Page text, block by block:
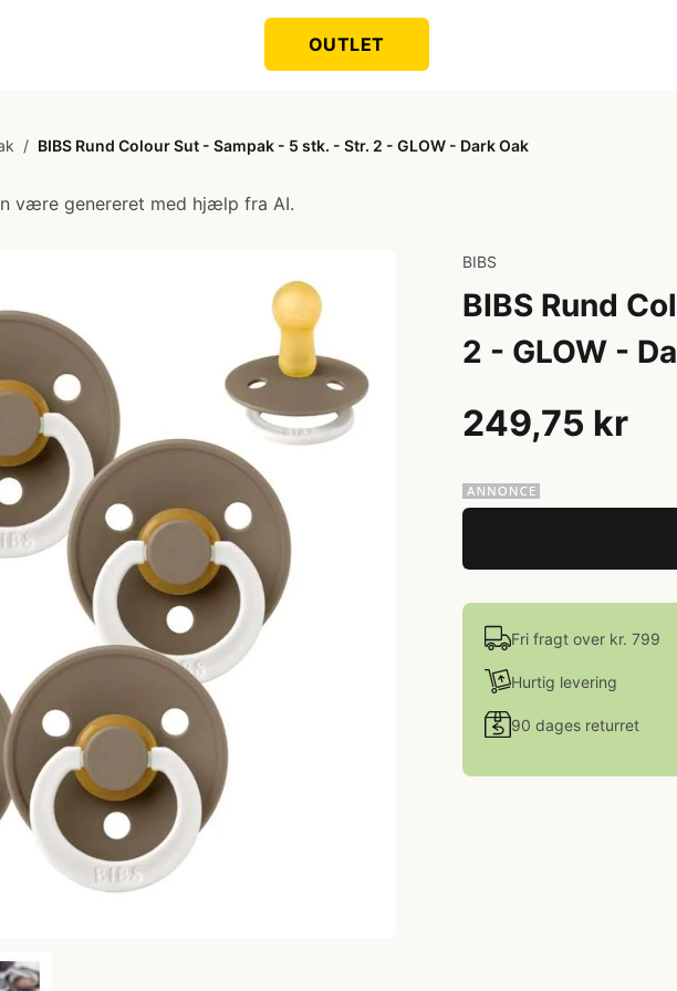
OUTLET
/ BIBS Rund Colour Sut - Sampak - 5 stk. - Str. 2 - GLOW - Dark Oak
være genereret med hjælp fra AI.
BIBS
BIBS Rund
2 - GLOW -
249,75 kr
Fri fragt over kr. 799
Hurtig levering
90 dages returret